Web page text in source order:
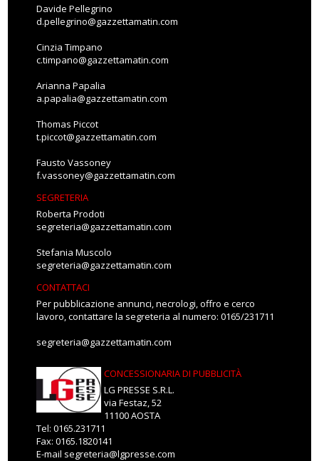
Davide Pellegrino
d.pellegrino@gazzettamatin.com
Cinzia Timpano
c.timpano@gazzettamatin.com
Arianna Papalia
a.papalia@gazzettamatin.com
Thomas Piccot
t.piccot@gazzettamatin.com
Fausto Vassoney
f.vassoney@gazzettamatin.com
SEGRETERIA
Roberta Prodoti
segreteria@gazzettamatin.com
Stefania Muscolo
segreteria@gazzettamatin.com
CONTATTACI
Per pubblicazione annunci, necrologi, offro e cerco
lavoro, contattare la segreteria al numero: 0165/231711
segreteria@gazzettamatin.com
CONCESSIONARIA DI PUBBLICITÀ
LG PRESSE S.R.L.
via Festaz, 52
11100 AOSTA
Tel: 0165.231711
Fax: 0165.1820141
E-mail segreteria@lgpresse.com